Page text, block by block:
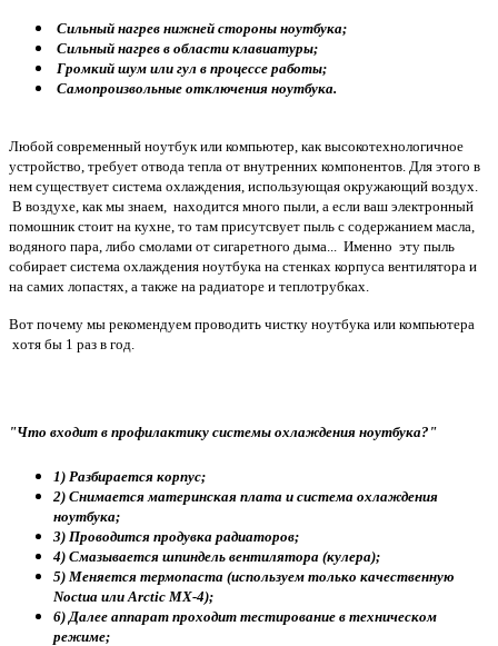
Сильный нагрев нижней стороны ноутбука;
Сильный нагрев в области клавиатуры;
Громкий шум или гул в процессе работы;
Самопроизвольные отключения ноутбука.
Любой современный ноутбук или компьютер, как высокотехнологичное
устройство, требует отвода тепла от внутренних компонентов. Для этого в
нем существует система охлаждения, использующая окружающий воздух.
В воздухе, как мы знаем, находится много пыли, а если ваш электронный
помошник стоит на кухне, то там присутсвует пыль с содержанием масла,
водяного пара, либо смолами от сигаретного дыма... Именно эту пыль
собирает система охлаждения ноутбука на стенках корпуса вентилятора и
на самих лопастях, а также на радиаторе и теплотрубках.
Вот почему мы рекомендуем проводить чистку ноутбука или компьютера
хотя бы 1 раз в год.
"Что входит в профилактику системы охлаждения ноутбука?"
1) Разбирается корпус;
2) Снимается материнская плата и система охлаждения
ноутбука;
3) Проводится продувка радиаторов;
4) Смазывается шпиндель вентилятора (кулера);
5) Меняется термопаста (используем только качественную
Noctua или Arctic MX-4);
6) Далее аппарат проходит тестирование в техническом
режиме;